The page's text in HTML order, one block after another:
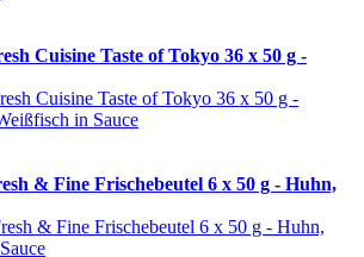
Cuisine Taste of Tokyo 36 x 50 g -
& Fine Frischebeutel 6 x 50 g - Huhn,